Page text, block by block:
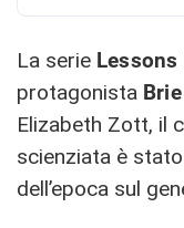
La serie
protagonista
Elizabeth Zott, il
scienziata è
dell’epoca sul